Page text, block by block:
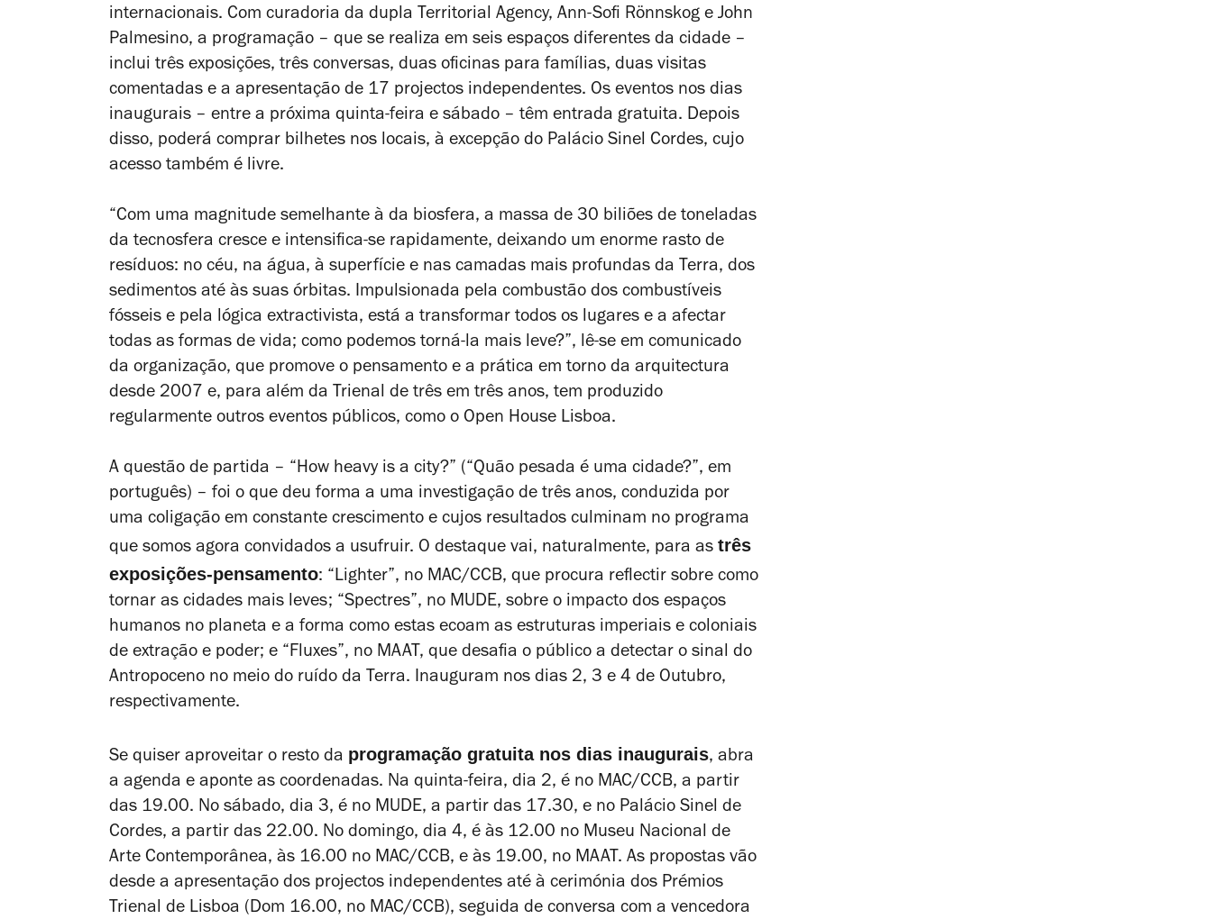
internacionais. Com curadoria da dupla Territorial Agency, Ann-Sofi Rönnskog e John
Palmesino, a programação – que se realiza em seis espaços diferentes da cidade –
inclui três exposições, três conversas, duas oficinas para famílias, duas visitas
comentadas e a apresentação de 17 projectos independentes. Os eventos nos dias
inaugurais – entre a próxima quinta-feira e sábado – têm entrada gratuita. Depois
disso, poderá comprar bilhetes nos locais, à excepção do Palácio Sinel Cordes, cujo
acesso também é livre.
“Com uma magnitude semelhante à da biosfera, a massa de 30 biliões de toneladas
da tecnosfera cresce e intensifica-se rapidamente, deixando um enorme rasto de
resíduos: no céu, na água, à superfície e nas camadas mais profundas da Terra, dos
sedimentos até às suas órbitas. Impulsionada pela combustão dos combustíveis
fósseis e pela lógica extractivista, está a transformar todos os lugares e a afectar
todas as formas de vida; como podemos torná-la mais leve?”, lê-se em comunicado
da organização, que promove o pensamento e a prática em torno da arquitectura
desde 2007 e, para além da Trienal de três em três anos, tem produzido
regularmente outros eventos públicos, como o Open House Lisboa.
A questão de partida – “How heavy is a city?” (“Quão pesada é uma cidade?”, em
português) – foi o que deu forma a uma investigação de três anos, conduzida por
uma coligação em constante crescimento e cujos resultados culminam no programa
que somos agora convidados a usufruir. O destaque vai, naturalmente, para as três
exposições-pensamento: “Lighter”, no MAC/CCB, que procura reflectir sobre como
tornar as cidades mais leves; “Spectres”, no MUDE, sobre o impacto dos espaços
humanos no planeta e a forma como estas ecoam as estruturas imperiais e coloniais
de extração e poder; e “Fluxes”, no MAAT, que desafia o público a detectar o sinal do
Antropoceno no meio do ruído da Terra. Inauguram nos dias 2, 3 e 4 de Outubro,
respectivamente.
Se quiser aproveitar o resto da programação gratuita nos dias inaugurais, abra
a agenda e aponte as coordenadas. Na quinta-feira, dia 2, é no MAC/CCB, a partir
das 19.00. No sábado, dia 3, é no MUDE, a partir das 17.30, e no Palácio Sinel de
Cordes, a partir das 22.00. No domingo, dia 4, é às 12.00 no Museu Nacional de
Arte Contemporânea, às 16.00 no MAC/CCB, e às 19.00, no MAAT. As propostas vão
desde a apresentação dos projectos independentes até à cerimónia dos Prémios
Trienal de Lisboa (Dom 16.00, no MAC/CCB), seguida de conversa com a vencedora